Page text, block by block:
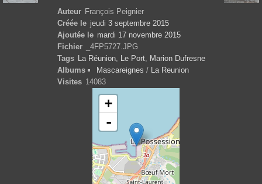
Auteur François Peignier
Créée le jeudi 3 septembre 2015
Ajoutée le mardi 17 novembre 2015
Fichier
_4FP5727.JPG
Tags
La Réunion Le Port
Marion Dufresne
Albums
Mascareignes /
La Reunion
Visites 14083
+
-